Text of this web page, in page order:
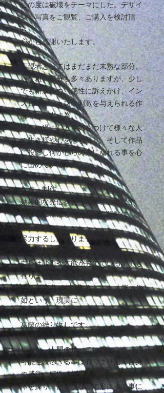
この度は破壊をテーマにした。デザイ
ン、写真をご観覧、ご購入を検討頂
き、、、
心から感謝いたします。
表現者としてはまだまだ未熟な部分、
雑な粗い部分も多々ありますが、少し
でも斬新かつ、感性に訴えかけ、イン
スピレーションに刺激を与えられる作
品を生み出す為、
日々の過ごし方を気をつけて様々な人
の生き様や心を感じ取り、そして作品
に投影し何かしらの力になれる事を心
に留めています。
創造、制作、、、
効果的な発信を行う為、、、常に学
び、常に模索し、、、常に行動にし
て、、、
尽力するしかありません。
自身は能力や才能が秀でている訳でも
有りません。
自身の能力、力のなさ、、、才能の欠
如という、現実に
葛藤の繰り返しです。
しかし、人間の持っている
可能性は尽きる事は有りません。自身
の感覚、感性、想像力を持って脳や肉
体を操り、使いこなして形にする事に